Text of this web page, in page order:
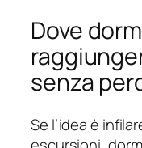
Dove
senza
Se l’idea è